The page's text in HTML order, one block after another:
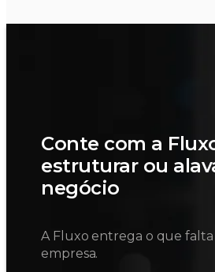
Conte com a
estruturar ou
negócio
A Fluxo entrega o que falta
empresa.